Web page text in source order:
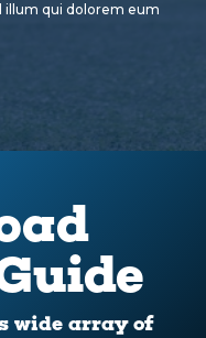
illum qui dolorem eum
wide array of